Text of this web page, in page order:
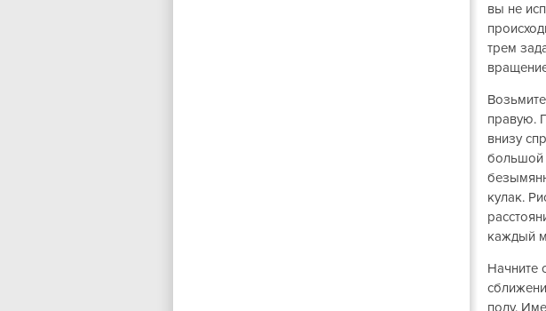
вы не
трем
правую.
внизу
большой
кулак.
каждый
Начните
полу.